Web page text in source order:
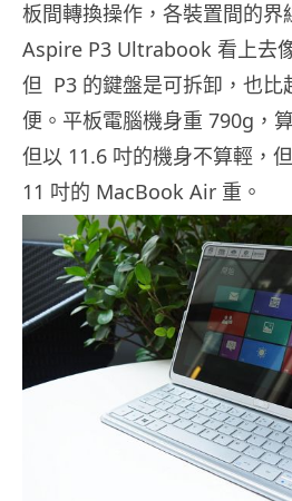
板間轉換操作，各裝置間的
Aspire P3 Ultrabook 看上去
但 P3 的鍵盤是可拆卸，也比
便。平板電腦機身重 790g，
但以 11.6 吋的機身不算輕，
11 吋的 MacBook Air 重。